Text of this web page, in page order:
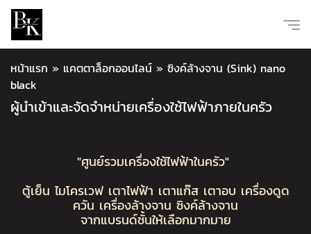
หน้าแรก » แคตตาล็อกออนไลน์ » ซิงค์ล้างจาน (Sink) nano
black
ผู้นำเข้าและจัดจำหน่ายเครื่องใช้ไฟฟ้าภายในครัว
"ศูนย์รวมเครื่องใช้ไฟฟ้าในครัว"
ตู้เย็น ไมโครเวฟ เตาไฟฟ้า เตาแก๊ส เตาอบ เครื่องดูด
ควัน เครื่องล้างจาน ซิงค์ล้างจาน
จากแบรนด์ชั้นให้เลือกมากมาย